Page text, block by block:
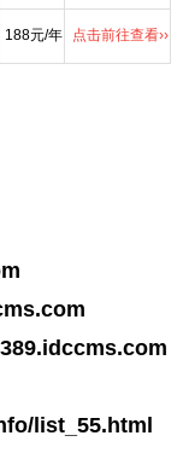
188元/年 点击前往查看››
list_55.html